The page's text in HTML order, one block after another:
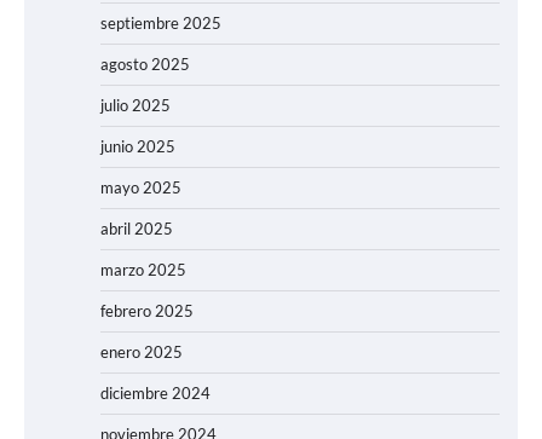
septiembre 2025
agosto 2025
julio 2025
junio 2025
mayo 2025
abril 2025
marzo 2025
febrero 2025
enero 2025
diciembre 2024
noviembre 2024